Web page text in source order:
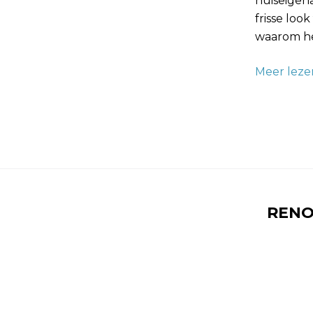
frisse
waarom
Meer